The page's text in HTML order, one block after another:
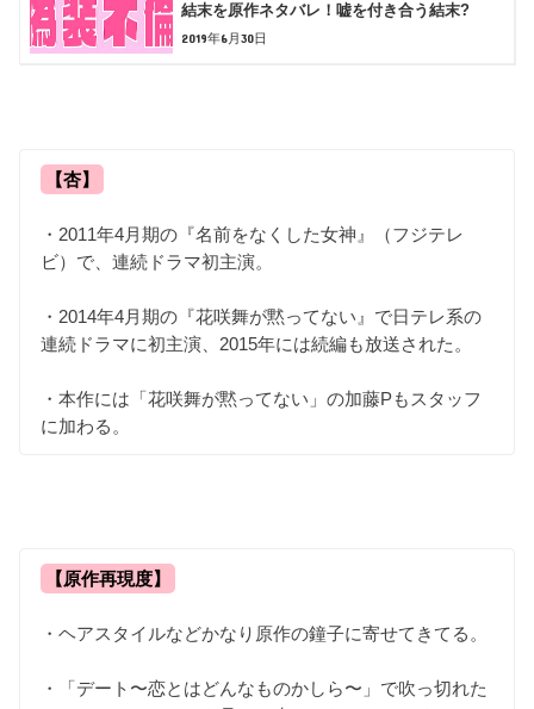
結末を原作ネタバレ！嘘を付き合う結末?
2019年6月30日
【杏】
・2011年4月期の『名前をなくした女神』（フジテレ
ビ）で、連続ドラマ初主演。
・2014年4月期の『花咲舞が黙ってない』で日テレ系の
連続ドラマに初主演、2015年には続編も放送された。
・本作には「花咲舞が黙ってない」の加藤Pもスタッフ
に加わる。
【原作再現度】
・ヘアスタイルなどかなり原作の鐘子に寄せてきてる。
・「デート〜恋とはどんなものかしら〜」で吹っ切れた